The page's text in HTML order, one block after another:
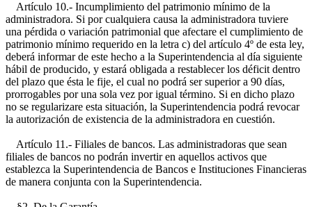
Artículo 10.- Incumplimiento del patrimonio mínimo de la
administradora. Si por cualquiera causa la administradora tuviere
una pérdida o variación patrimonial que afectare el cumplimiento de
patrimonio mínimo requerido en la letra c) del artículo 4º de esta ley,
deberá informar de este hecho a la Superintendencia al día siguiente
hábil de producido, y estará obligada a restablecer los déficit dentro
del plazo que ésta le fije, el cual no podrá ser superior a 90 días,
prorrogables por una sola vez por igual término. Si en dicho plazo
no se regularizare esta situación, la Superintendencia podrá revocar
la autorización de existencia de la administradora en cuestión.
Artículo 11.- Filiales de bancos. Las administradoras que sean
filiales de bancos no podrán invertir en aquellos activos que
establezca la Superintendencia de Bancos e Instituciones Financieras
de manera conjunta con la Superintendencia.